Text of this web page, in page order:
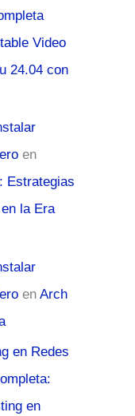
Video
24.04 con
en
Estrategias
la Era
en Arch
en Redes
en